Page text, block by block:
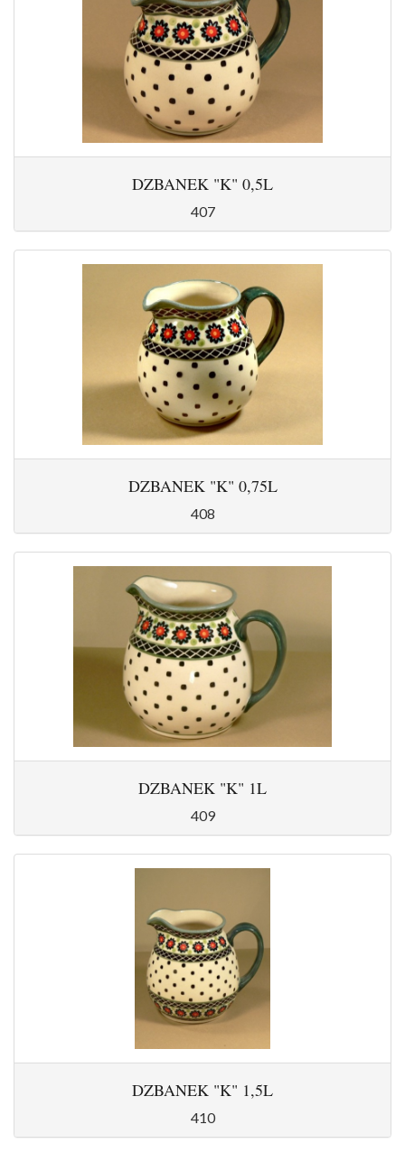
DZBANEK "K" 0,5L
407
DZBANEK "K" 0,75L
408
DZBANEK "K" 1L
409
DZBANEK "K" 1,5L
410